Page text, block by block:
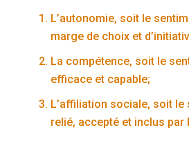
L’autonomie, soit le
marge de choix et
La compétence, soit le
efficace et capable;
L’affiliation sociale, soit le
relié, accepté et inclus par